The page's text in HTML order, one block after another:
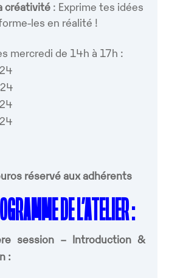
créativité : Exprime tes idées
les en réalité !
mercredi de 14h à 17h :
réservé aux adhérents
DE L’ATELIER :
session – Introduction &
: